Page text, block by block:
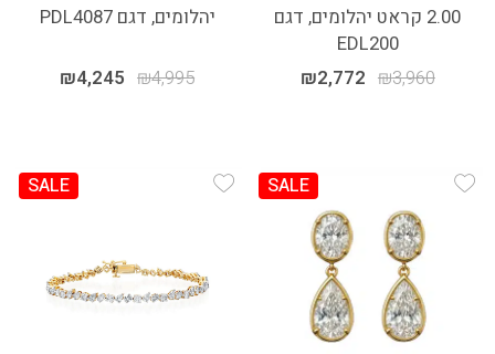
2.00 קראט יהלומים, דגם
EDL200
₪3,960
₪2,772
יהלומים, דגם PDL4087
₪4,995
₪4,245
Add Wishlist
SALE
SALE